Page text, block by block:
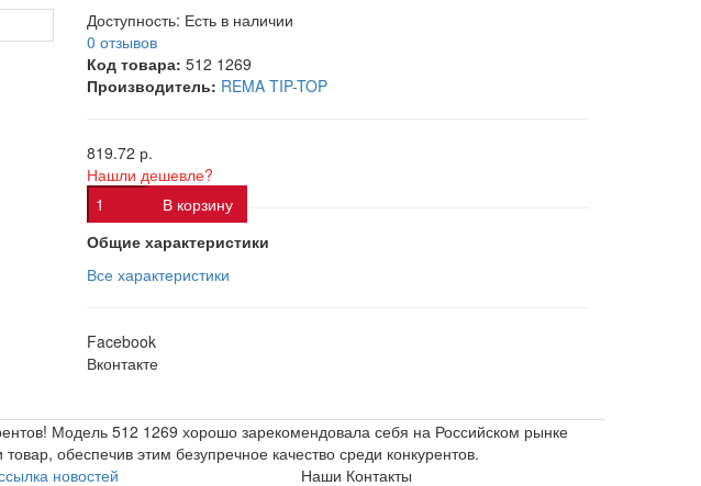
Доступность: Есть в наличии
0 отзывов
Код товара: 512 1269
Производитель: REMA TIP-TOP
819.72 р.
Нашли дешевле?
В корзину
Общие характеристики
Все характеристики
Facebook
Вконтакте
Модель 512 1269 хорошо зарекомендовала себя на Российском рынке
обеспечив этим безупречное качество среди конкурентов.
новостей Наши Контакты